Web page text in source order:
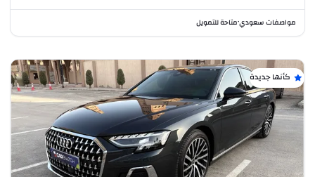
مواصفات سعودي•متاحة للتمويل
كأنها جديدة